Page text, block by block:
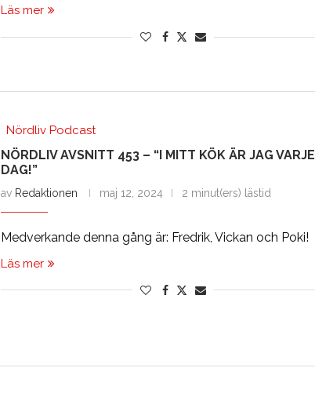
Läs mer
Nördliv Podcast
NÖRDLIV AVSNITT 453 – “I MITT KÖK ÄR JAG VARJE
DAG!”
av Redaktionen maj 12, 2024 2 minut(ers) lästid
Medverkande denna gång är: Fredrik, Vickan och Poki!
Läs mer